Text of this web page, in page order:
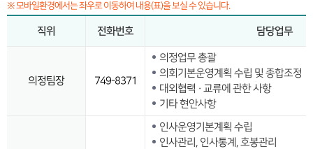
※ 모바일환경에서는 좌우로 이동하여 내용(표)을 보실 수 있습니다.
직위 전화번호 담당업무
의정팀장 749-8371
의정업무 총괄
의회기본운영계획 수립 및 종합조정
대외협력 · 교류에 관한 사항
기타 현안사항
인사운영기본계획 수립
인사관리, 인사통계, 호봉관리